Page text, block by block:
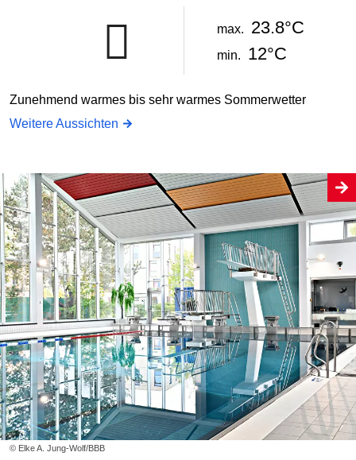
max. 23.8°C
min. 12°C
Zunehmend warmes bis sehr warmes Sommerwetter
Weitere Aussichten
© Elke A. Jung-Wolf/BBB